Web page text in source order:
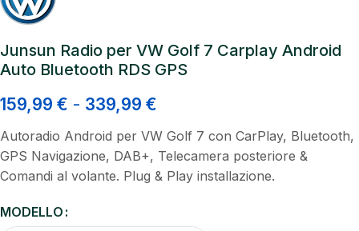
Junsun Radio per VW Golf 7 Carplay Android
Auto Bluetooth RDS GPS
159,99 € - 339,99 €
Autoradio Android per VW Golf 7 con CarPlay, Bluetooth,
GPS Navigazione, DAB+, Telecamera posteriore &
Comandi al volante. Plug & Play installazione.
MODELLO